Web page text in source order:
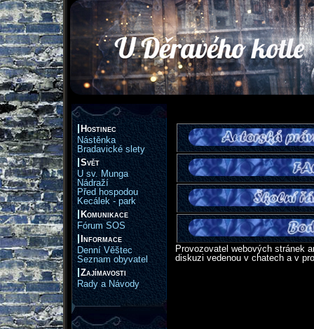
Hostinec
Nástěnka
Bradavické slety
Svět
U sv. Munga
Nádraží
Před hospodou
Kecálek - park
Komunikace
Fórum SOS
Informace
Denní Věštec
Seznam obyvatel
Zajímavosti
Rady a Návody
Provozovatel webových stránek
diskuzi vedenou v chatech a v